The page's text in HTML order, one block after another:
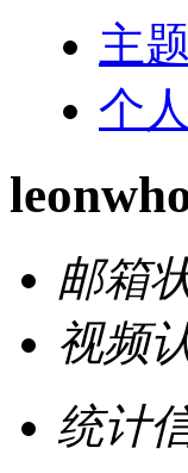
主题
个
邮箱
视频
统计